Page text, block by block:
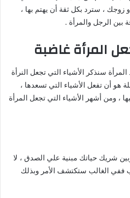
زوجك ، سترد بكل ثقة أن يهتم بها ،
بين الرجل والمرأة .
المرأة غاضبة
سنذكر الأشياء التي تجعل النرأة
هو أن تفعل الأشياء التي تسعدها ،
، ومن أشهر الأشياء التي تجعل المرأة
شريك حياتك مبنية علي الصدق ، لا
ففي الغالب ستكتشف الأمر وبذلك